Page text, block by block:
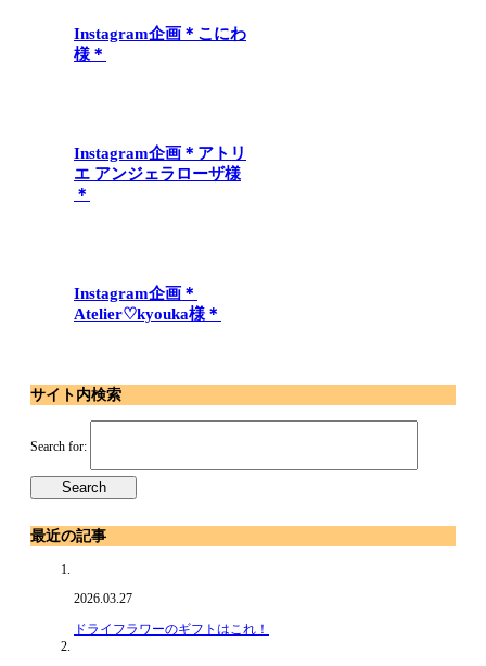
Instagram企画＊こにわ
様＊
Instagram企画＊アトリ
エ アンジェラローザ様
＊
Instagram企画＊
Atelier♡kyouka様＊
サイト内検索
Search for:
最近の記事
2026.03.27
ドライフラワーのギフトはこれ！